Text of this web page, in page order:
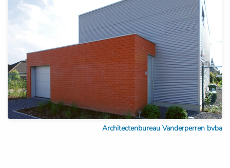
Architectenbureau Vanderperren bvba